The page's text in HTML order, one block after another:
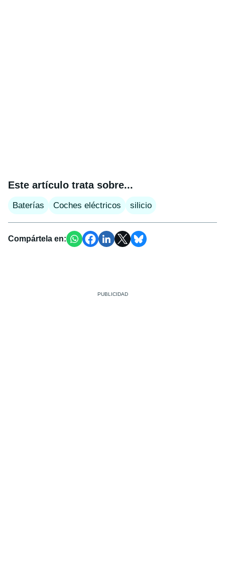
Este artículo trata sobre...
Baterías Coches eléctricos silicio
Compártela en: